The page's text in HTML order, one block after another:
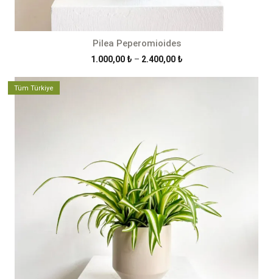
Pilea Peperomioides
1.000,00 ₺ – 2.400,00 ₺Fiyat
Tüm Türkiye